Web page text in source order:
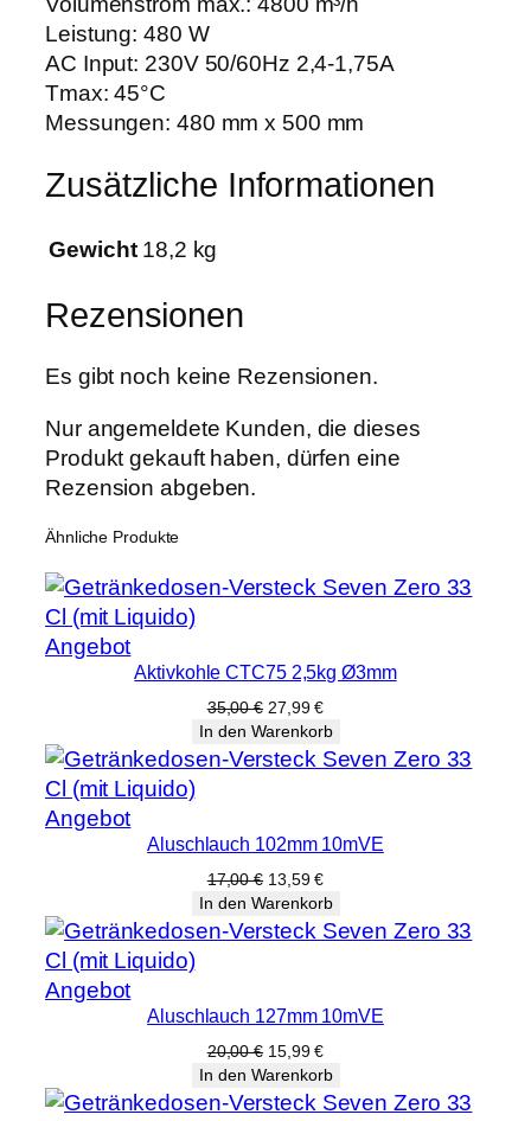
Leistung: 480 W
AC Input: 230V 50/60Hz 2,4-1,75A
Tmax: 45°C
Messungen: 480 mm x 500 mm
Zusätzliche Informationen
Gewicht 18,2 kg
Rezensionen
Es gibt noch keine Rezensionen.
Nur angemeldete Kunden, die dieses
Produkt gekauft haben, dürfen eine
Rezension abgeben.
Ähnliche Produkte
AngebotProdukt
im
Angebot
Aktivkohle CTC75 2,5kg Ø3mm
35,00€ Ursprünglicher
Preis
war:
35,00 €
27,99€Aktueller
Preis
ist:
27,99 €.
In den Warenkorb
AngebotProdukt
im
Angebot
Aluschlauch 102mm 10mVE
17,00€ Ursprünglicher
Preis
war:
17,00 €
13,59€Aktueller
Preis
ist:
13,59 €.
In den Warenkorb
AngebotProdukt
im
Angebot
Aluschlauch 127mm 10mVE
20,00€ Ursprünglicher
Preis
war:
15,99€Aktueller
Preis
ist:
In den Warenkorb